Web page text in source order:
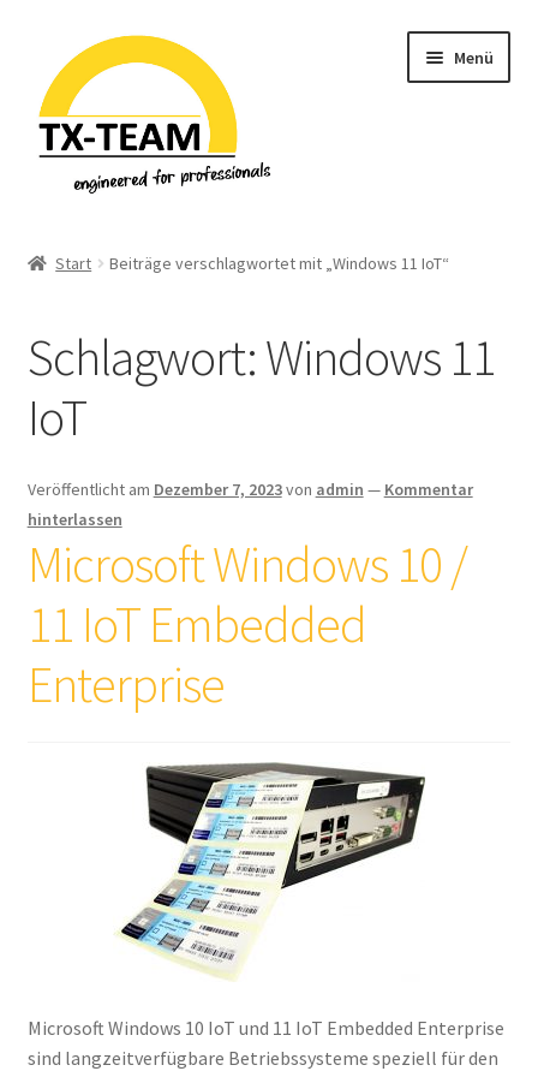
Navigation
springen
Inhalt
springen
Menü
Datenschutzerklärung & Privatsphäre
Downloads
EU-Steuer Informationen
Händler / Reseller
Impressum
Infos & News
My account
Warenkorb
Start Beiträge verschlagwortet mit „Windows 11 IoT“
Schlagwort:Windows 11
IoT
Veröffentlicht am Dezember 7, 2023von admin — Kommentar
hinterlassen
Microsoft Windows 10 /
11 IoT Embedded
Enterprise
Microsoft Windows 10 IoT und 11 IoT Embedded Enterprise
sind langzeitverfügbare Betriebssysteme speziell für den